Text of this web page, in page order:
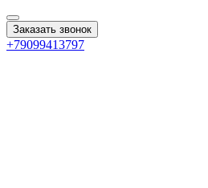
Заказать звонок
+79099413797